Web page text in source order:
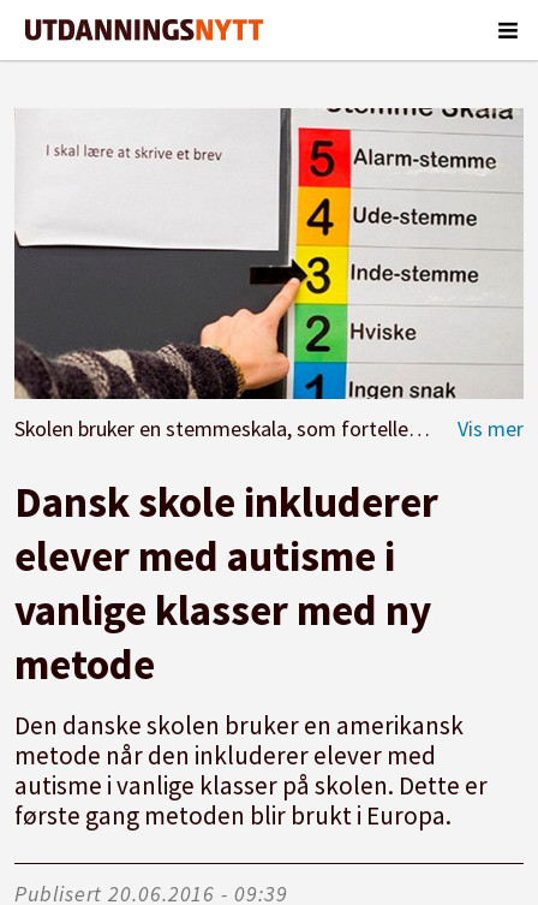
Skolen bruker en stemmeskala, som forteller med farger og tall hvor høyt man får lov å snakke. Foto: Aarhus kommune
Dansk skole inkluderer
elever med autisme i
vanlige klasser med ny
metode
Den danske skolen bruker en amerikansk
metode når den inkluderer elever med
autisme i vanlige klasser på skolen. Dette er
første gang metoden blir brukt i Europa.
Publisert 20.06.2016 - 09:39